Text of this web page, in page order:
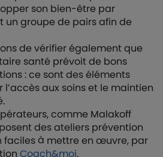
son bien-être par
un groupe de pairs afin de
de vérifier également que
santé prévoit de bons
: ce sont des éléments
aux soins et le maintien
comme Malakoff
des ateliers prévention
faciles à mettre en œuvre, par
Coach&moi.